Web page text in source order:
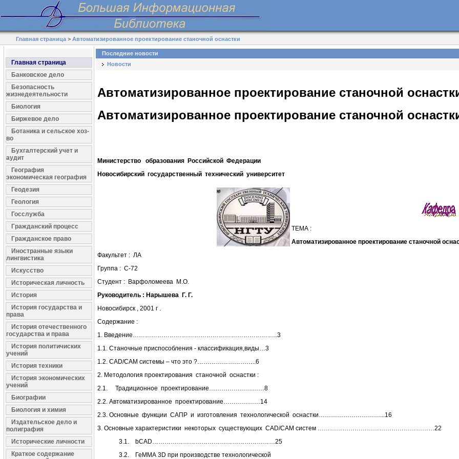
Главная страница >Автоматизированное проектирование станочной оснастки
Главная страница
Банковское дело
Безопасность
жизнедеятельности
Биология
Биржевое дело
Ботаника и сельское хоз-
во
Бухгалтерский учет и
аудит
География
экономическая география
Геодезия
Геология
Госслужба
Гражданский процесс
Гражданское право
Иностранные языки
лингвистика
Искусство
Историческая личность
История
История государства и
права
История отечественного
государства и права
История политичиских
учений
История техники
История экономических
учений
Биографии
Биология и химия
Издательское дело и
полиграфия
Исторические личности
Краткое содержание
Последние новости
Новости
Автоматизированное проектирование станочной
Автоматизированное проектирование станочной
Министерство образования Российской Федерации
Новосибирский государственный технический университет
ТЕМА :
Автоматизированное проектирование станочной
Факультет : ЛА
Группа : С-72
Студент : Варфоломеева М.О.
Руководитель : Нарышева Г. Г.
Новосибирск , 2001 г .
Содержание :
1. Введение……………………………………………………………..3
1.1. Станочные приспособления - классификация,виды…3
1.2. CAD/CAM системы – что это ?………………………..6
2. Методология проектирования станочной оснастки :
2.1. Традиционное проектирование………………………8
2.2. Автоматизированное проектирование………………14
2.3. Основные функции САПР и изготовления технологической оснастки…………………………...16
3. Основные характеристики некоторых существующих CAD/CAM систем …………………………………………………22
3.1. bCAD……………………………………………………25
3.2. ГеММА 3D при производстве технологической